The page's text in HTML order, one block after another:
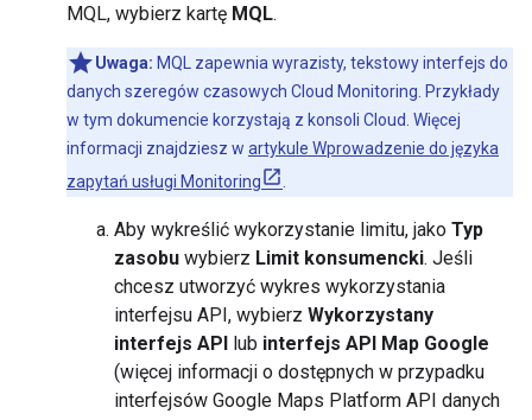
MQL, wybierz kartę MQL.
Uwaga: MQL zapewnia wyrazisty, tekstowy interfejs do
danych szeregów czasowych Cloud Monitoring. Przykłady
w tym dokumencie korzystają z konsoli Cloud. Więcej
informacji znajdziesz w artykule Wprowadzenie do języka
zapytań usługi Monitoring
Aby wykreślić wykorzystanie limitu, jako Typ
zasobu wybierz Limit konsumencki. Jeśli
chcesz utworzyć wykres wykorzystania
interfejsu API, wybierz Wykorzystany
interfejs API lub interfejs API Map Google
(więcej informacji o dostępnych w przypadku
interfejsów Google Maps Platform API danych